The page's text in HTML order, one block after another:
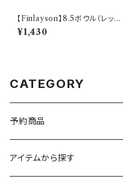
【Finlayson】8.5ボウル（レッ
ド）【コロナ】
¥1,430
CATEGORY
予約商品
アイテムから探す